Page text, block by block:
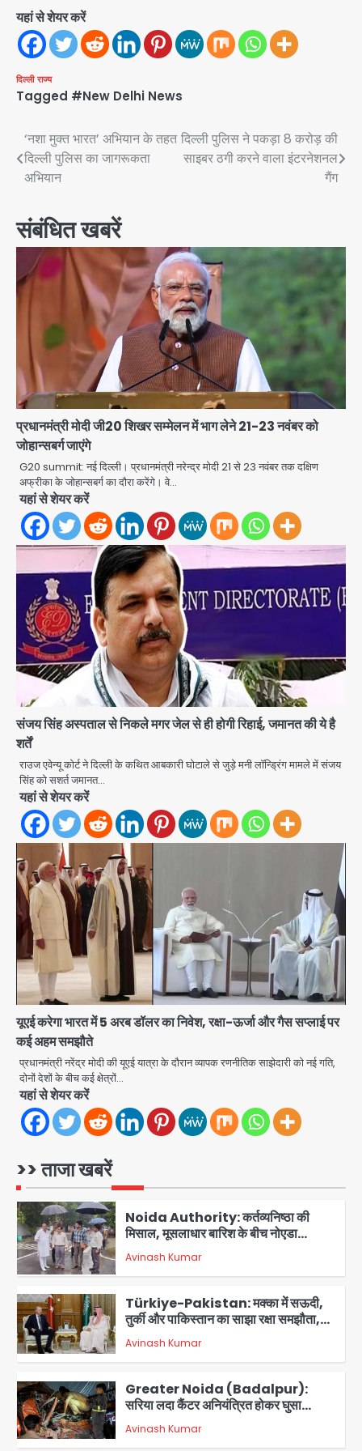
यहां से शेयर करें
दिल्ली राज्य
Tagged #New Delhi News
Post
navigation
‘नशा मुक्त भारत’ अभियान के तहत
दिल्ली पुलिस का जागरूकता
अभियान
दिल्ली पुलिस ने पकड़ा 8 करोड़ की
साइबर ठगी करने वाला इंटरनेशनल
गैंग
संबंधित खबरें
प्रधानमंत्री मोदी जी20 शिखर सम्मेलन में भाग लेने 21-23 नवंबर को
जोहान्सबर्ग जाएंगे
G20 summit: नई दिल्ली। प्रधानमंत्री नरेन्द्र मोदी 21 से 23 नवंबर तक दक्षिण
अफ्रीका के जोहान्सबर्ग का दौरा करेंगे। वे…
यहां से शेयर करें
संजय सिंह अस्पताल से निकले मगर जेल से ही होगी रिहाई, जमानत की ये है
शर्तें
राउज एवेन्यू कोर्ट ने दिल्ली के कथित आबकारी घोटाले से जुड़े मनी लॉन्ड्रिंग मामले में संजय
सिंह को सशर्त जमानत…
यहां से शेयर करें
यूएई करेगा भारत में 5 अरब डॉलर का निवेश, रक्षा-ऊर्जा और गैस सप्लाई पर
कई अहम समझौते
प्रधानमंत्री नरेंद्र मोदी की यूएई यात्रा के दौरान व्यापक रणनीतिक साझेदारी को नई गति,
दोनों देशों के बीच कई क्षेत्रों…
यहां से शेयर करें
>> ताजा खबरें
2
Noida Authority: कर्तव्यनिष्ठा की
प्राधिकरण ने संभाला मोर्चा, सेक्टर 105
आरडब्ल्यूए ने जताया आभार
Avinash Kumar
3
Türkiye-Pakistan: मक्का में सऊदी,
तुर्की और पाकिस्तान का साझा रक्षा समझौता,
जानें इसके मायने
Avinash Kumar
4
Greater Noida (Badalpur):
सरिया लदा कैंटर अनियंत्रित होकर घुसा
किराना दुकान में , ड्राइवर की मौत
Avinash Kumar
5
DC Movie Review: लोकेश कनगराज की
स्क्रीनप्ले में कमजोर, लेकिन कहानी अधूरी रह
1
Felix Hospital Noida: फेलिक्स
हॉस्पिटल और नोएडा लोक मंच की पहल, अब
2
Noida Authority: कर्तव्यनिष्ठा की
मिसाल, मूसलाधार बारिश के बीच नोएडा
प्राधिकरण ने संभाला मोर्चा, सेक्टर 105
आरडब्ल्यूए ने जताया आभार
3
Türkiye-Pakistan: मक्का में सऊदी,
तुर्की और पाकिस्तान का साझा रक्षा समझौता,
जानें इसके मायने
Avinash Kumar
4
Greater Noida (Badalpur):
सरिया लदा कैंटर अनियंत्रित होकर घुसा
किराना दुकान में , ड्राइवर की मौत